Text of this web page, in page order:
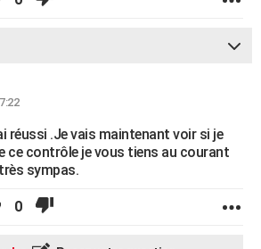
réussi .Je vais maintenant voir si je
ce contrôle je vous tiens au courant
sympas.
0